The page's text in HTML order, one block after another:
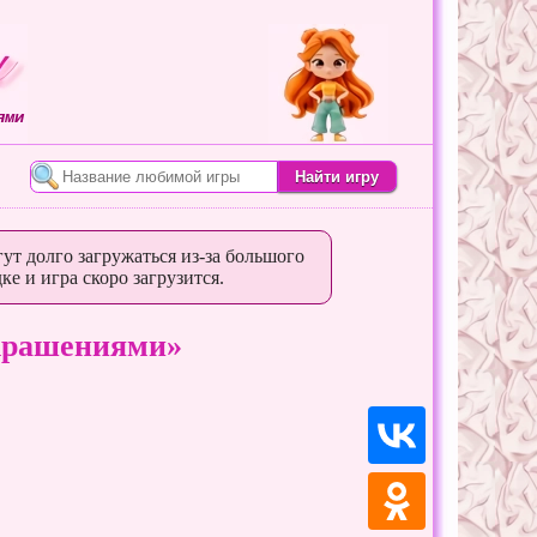
долго загружаться из-за большого
и игра скоро загрузится.